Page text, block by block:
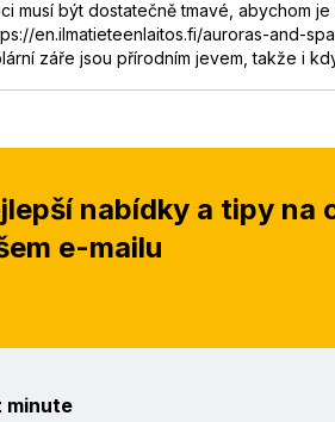
musí být dostatečně tmavé, abychom
en.ilmatieteenlaitos.fi/auroras-and-
záře jsou přírodním jevem, takže i
nabídky a tipy na
e-mailu
minute